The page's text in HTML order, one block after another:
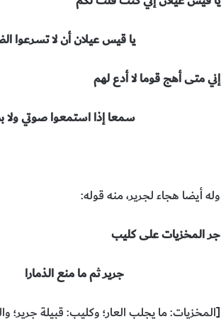
يا قيس عيلان أن لا تسرعوا
إني متى أهج قوما لا أدع لهم
سمعا إذا استمعوا صوتي ولا
وله أيضا هجاء لجرير، منه قوله:
جر المخزيات على كليب
جرير ثم ما منع الذمارا
[المخزيات: ما يجلب العار؛ وكليب: قبيلة جرير؛